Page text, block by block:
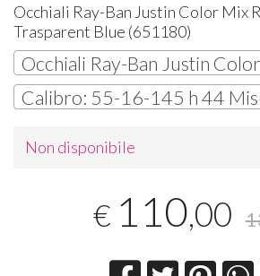
Occhiali Ray-Ban Justin Color Mix
Trasparent Blue (651180)
Non disponibile
€ 110,00